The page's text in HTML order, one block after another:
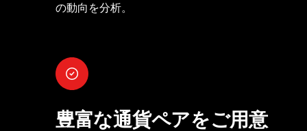
の動向を分析。
豊富な通貨ペアをご用意